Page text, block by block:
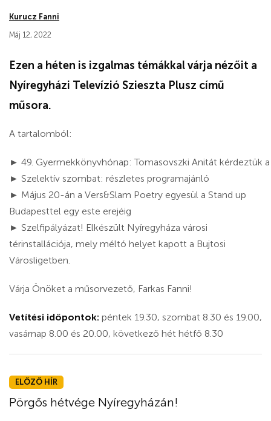
Kurucz Fanni
Máj 12, 2022
Ezen a héten is izgalmas témákkal várja nézőit a
Nyíregyházi Televízió Szieszta Plusz című
műsora.
A tartalomból:
► 49. Gyermekkönyvhónap: Tomasovszki Anitát kérdeztük
► Szelektív szombat: részletes programajánló
► Május 20-án a Vers&Slam Poetry egyesül a Stand up
Budapesttel egy este erejéig
► Szelfipályázat! Elkészült Nyíregyháza városi
térinstallációja, mely méltó helyet kapott a Bujtosi
Városligetben.
Várja Önöket a műsorvezető, Farkas Fanni!
Vetítési időpontok: péntek 19.30, szombat 8.30 és 19.00,
vasárnap 8.00 és 20.00, következő hét hétfő 8.30
ELŐZŐ HÍR
Pörgős hétvége Nyíregyházán!